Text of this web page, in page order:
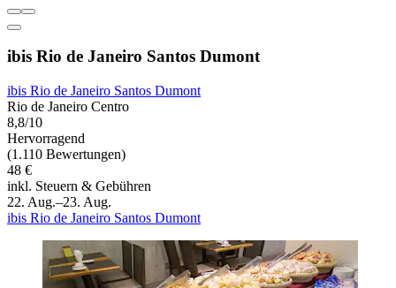
ibis Rio de Janeiro Santos Dumont
ibis Rio de Janeiro Santos Dumont
Rio de Janeiro Centro
8,8/10
Hervorragend
(1.110 Bewertungen)
48 €
inkl. Steuern & Gebühren
22. Aug.–23. Aug.
ibis Rio de Janeiro Santos Dumont